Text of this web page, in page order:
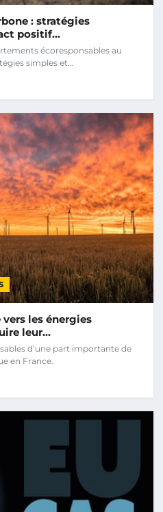
: stratégies
positif…
écoresponsables au
simples et…
les énergies
leur…
d’une part importante de
en France.